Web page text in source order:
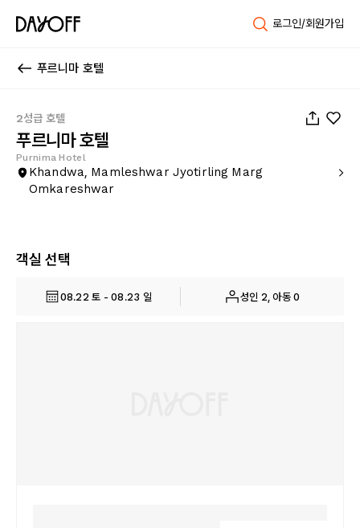
로그인/회원가입
푸르니마 호텔
2성급 호텔
푸르니마 호텔
Purnima Hotel
Khandwa, Mamleshwar Jyotirling Marg
Omkareshwar
객실 선택
08.22 토 - 08.23 일 성인 2, 아동 0